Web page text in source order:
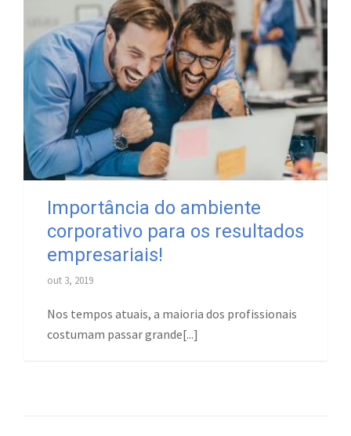
Importância do ambiente
corporativo para os resultados
empresariais!
out 3, 2019
Nos tempos atuais, a maioria dos profissionais
costumam passar grande[...]